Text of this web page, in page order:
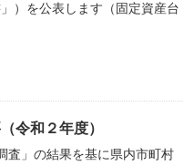
）を公表します（固定資産台
令和２年度）
査」の結果を基に県内市町村